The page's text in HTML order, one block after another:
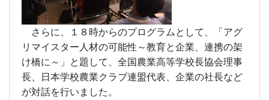
さらに、１８時からのプログラムとして、「アグ
リマイスター人材の可能性～教育と企業、連携の架
け橋に～」と題して、全国農業高等学校長協会理事
長、日本学校農業クラブ連盟代表、企業の社長など
が対話を行いました。